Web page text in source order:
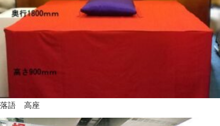
落語 高座